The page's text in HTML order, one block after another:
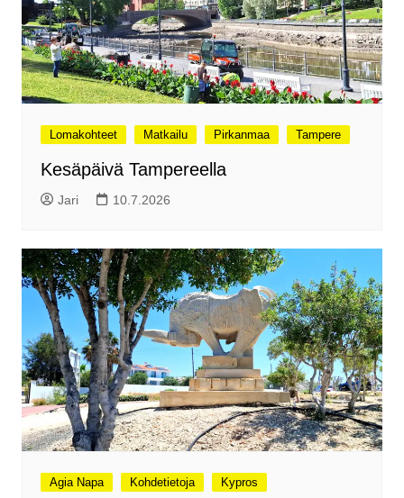
Lomakohteet Matkailu Pirkanmaa Tampere
Kesäpäivä Tampereella
Jari 10.7.2026
Agia Napa Kohdetietoja
Kypros